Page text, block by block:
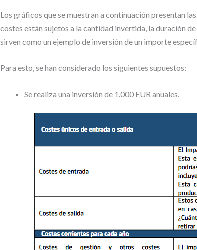
Los gráficos que se muestran a continuación presentan
costes están sujetos a la cantidad invertida, la duración
sirven como un ejemplo de inversión de un importe
Para esto, se han considerado los siguientes supuestos:
Se realiza una inversión de 1.000 EUR anuales.